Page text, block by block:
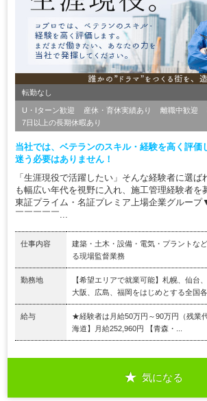
転勤なし
U・Iターン歓迎 産休・育休実績あり 離職中歓迎
7日以上の長期休暇あり
当社では、ベテランのスキル・経験を高く評価
迷う必要はありません！
「生涯現役で活躍したい」そんな経験者に選ば
も幅広い年代を視野に入れ、施工管理経験者
東証プライム・名証プレミア上場企業グルー
￣￣￣￣￣...
仕事内容
建築・土木・設備・電気・プラントな
る現場監督業務
勤務地
【希望エリアで就業可能】札幌、仙台
大阪、広島、福岡をはじめとする全国
給与
★経験者は月給50万円～90万円（残業
海道】月給252,960円 【青森・...
気になる